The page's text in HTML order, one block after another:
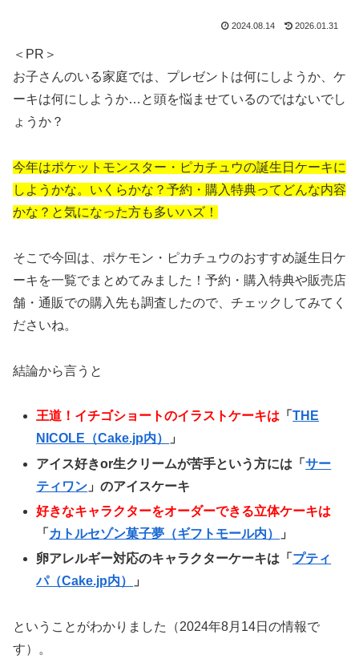
2024.08.14 2026.01.31
＜PR＞
お子さんのいる家庭では、プレゼントは何にしようか、ケ
ーキは何にしようか…と頭を悩ませているのではないでし
ょうか？
今年はポケットモンスター・ピカチュウの誕生日ケーキに
しようかな。いくらかな？予約・購入特典ってどんな内容
かな？と気になった方も多いハズ！
そこで今回は、ポケモン・ピカチュウのおすすめ誕生日ケ
ーキを一覧でまとめてみました！予約・購入特典や販売店
舗・通販での購入先も調査したので、チェックしてみてく
ださいね。
結論から言うと
王道！イチゴショートのイラストケーキは 「THE
NICOLE（Cake.jp内）
」
アイス好きor生クリームが苦手という方には「サー
ティワン 」のアイスケーキ
好きなキャラクターをオーダーできる立体ケーキは
「 カトルセゾン菓子夢（ギフトモール内）
」
卵アレルギー対応のキャラクターケーキは「 プティ
パ（Cake.jp内）
」
ということがわかりました（2024年8月14日の情報で
す）。